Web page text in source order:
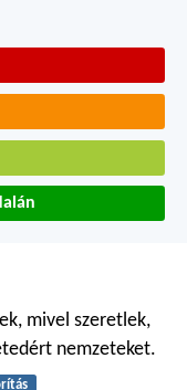
mivel szeretlek,
nemzeteket.